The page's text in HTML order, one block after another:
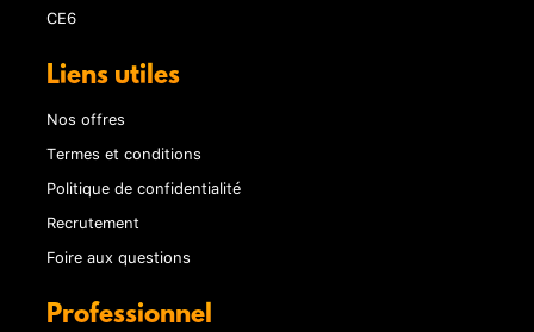
CE6
Liens utiles
Nos offres
Termes et conditions
Politique de confidentialité
Recrutement
Foire aux questions
Professionnel